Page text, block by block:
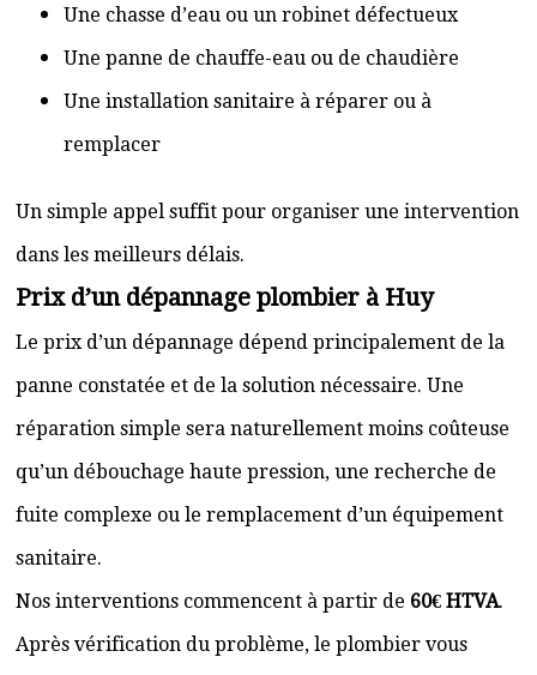
Une chasse d’eau ou un robinet défectueux
Une panne de chauffe-eau ou de chaudière
Une installation sanitaire à réparer ou à
remplacer
Un simple appel suffit pour organiser une intervention
dans les meilleurs délais.
Prix d’un dépannage plombier à Huy
Le prix d’un dépannage dépend principalement de la
panne constatée et de la solution nécessaire. Une
réparation simple sera naturellement moins coûteuse
qu’un débouchage haute pression, une recherche de
fuite complexe ou le remplacement d’un équipement
sanitaire.
Nos interventions commencent à partir de 60€ HTVA.
Après vérification du problème, le plombier vous